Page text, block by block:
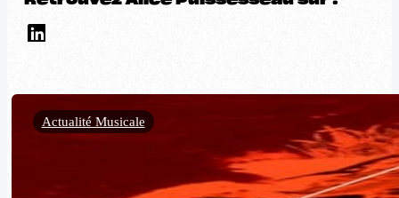
Actualité Musicale